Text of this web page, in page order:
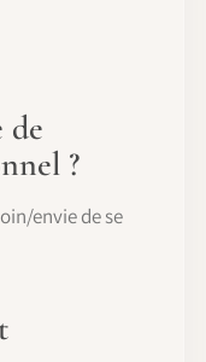
de
?
envie de se